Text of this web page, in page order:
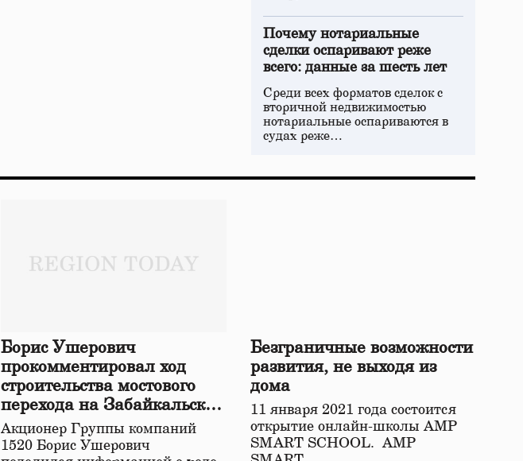
Почему нотариальные
сделки оспаривают реже
всего: данные за шесть лет
Среди всех форматов сделок с
вторичной недвижимостью
нотариальные оспариваются в
судах реже…
Борис Ушерович
прокомментировал ход
строительства мостового
перехода на Забайкальской
железной дороге
Акционер Группы компаний
1520 Борис Ушерович
Безграничные возможности
развития, не выходя из
дома
11 января 2021 года состоится
открытие онлайн-школы АМР
SMART SCHOOL. АМР